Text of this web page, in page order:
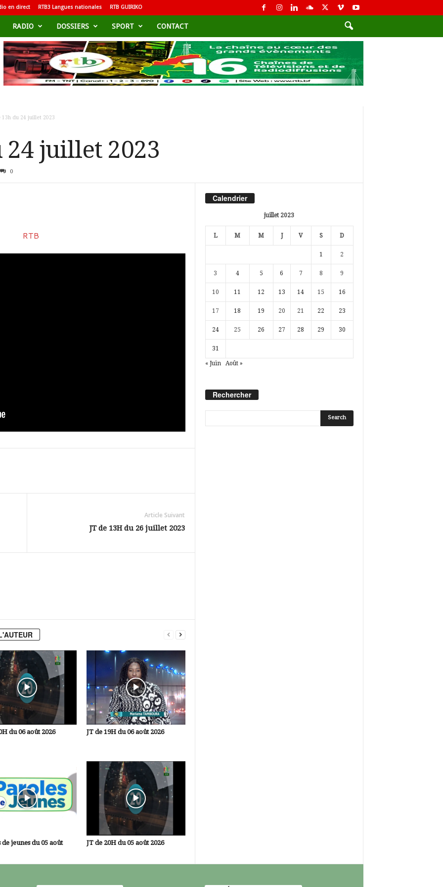
en direct RTB3 Langues nationales RTB GUIRIKO
RADIO DOSSIERS SPORT CONTACT
13h du 24 juillet 2023
24 juillet 2023
0
Article Suivant
JT de 13H du 26 juillet 2023
du 06 août 2026 JT de 19H du 06 août 2026
de jeunes du 05 août
JT de 20H du 05 août 2026
Calendrier
juillet 2023
L M M J V S D
1 2
3 4 5 6 7 8 9
10 11 12 13 14 15 16
17 18 19 20 21 22 23
24 25 26 27 28 29 30
31
« Juin Août »
Rechercher